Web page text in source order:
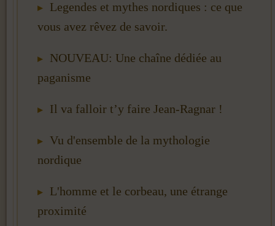
Legendes et mythes nordiques : ce que
vous avez rêvez de savoir.
NOUVEAU: Une chaîne dédiée au
paganisme
Il va falloir t’y faire Jean-Ragnar !
Vu d'ensemble de la mythologie
nordique
L'homme et le corbeau, une étrange
proximité